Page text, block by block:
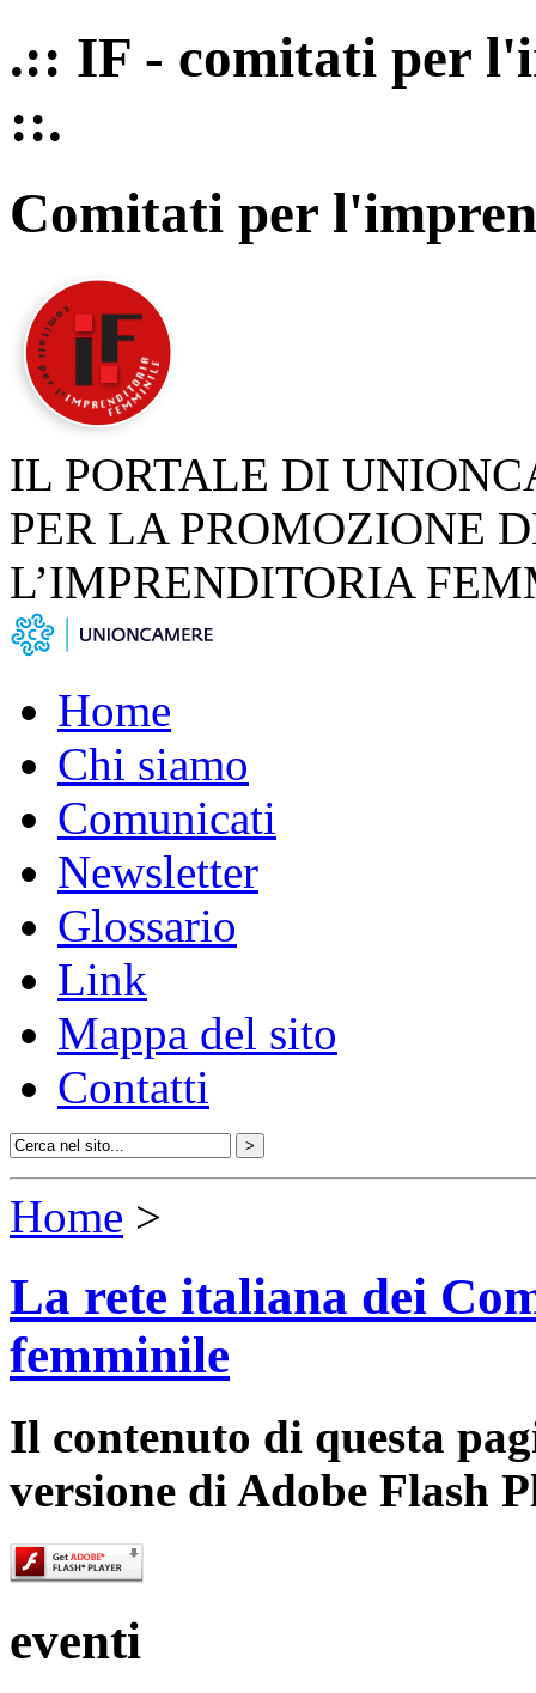
.:: IF - comitati per
::.
Comitati per
IL PORTALE DI
PER LA PROMOZIONE
L’IMPRENDITORIA
Home
Chi siamo
Comunicati
Newsletter
Glossario
Link
Mappa del sito
Contatti
Home >
La rete italiana dei
femminile
Il contenuto di questa
versione di Adobe Flash
eventi